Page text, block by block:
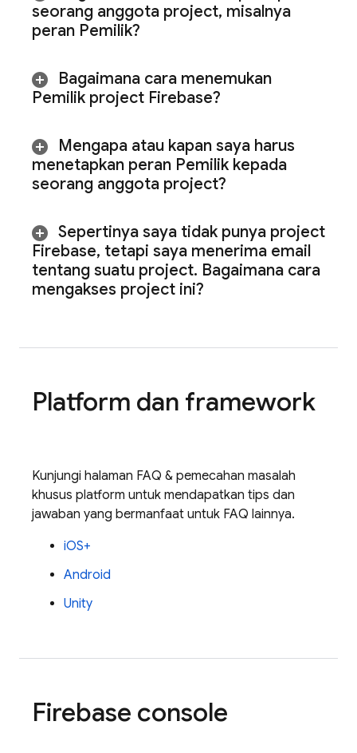
seorang anggota project, misalnya
peran Pemilik?
Bagaimana cara menemukan
Pemilik project Firebase?
Mengapa atau kapan saya harus
menetapkan peran Pemilik kepada
seorang anggota project?
Sepertinya saya tidak punya project
Firebase, tetapi saya menerima email
tentang suatu project. Bagaimana cara
mengakses project ini?
Platform dan framework
Kunjungi halaman FAQ & pemecahan masalah
khusus platform untuk mendapatkan tips dan
jawaban yang bermanfaat untuk FAQ lainnya.
iOS+
Android
Unity
Firebase console